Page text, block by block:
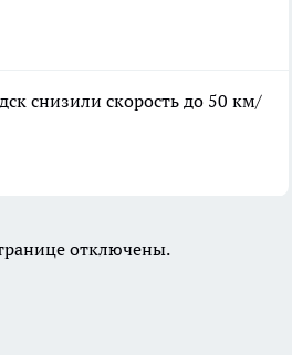
снизили скорость до 50 км/
отключены.